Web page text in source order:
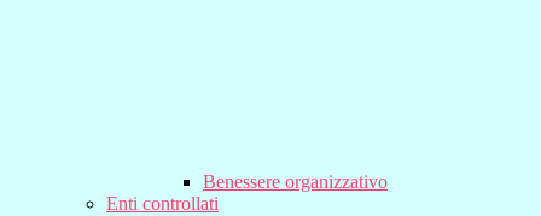
Benessere organizzativo
Enti controllati